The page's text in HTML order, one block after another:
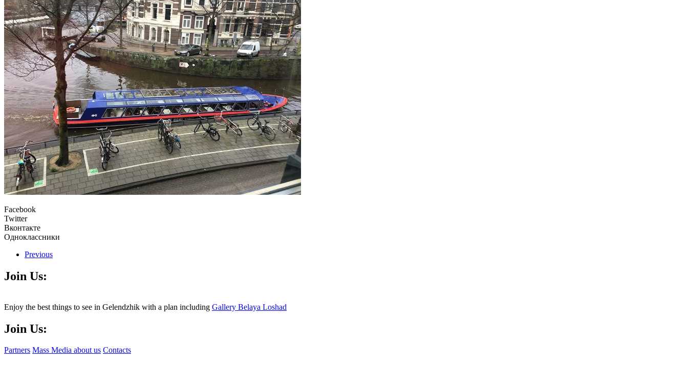
Facebook
Twitter
Вконтакте
Одноклассники
Previous
Join Us:
Enjoy the best things to see in Gelendzhik with a plan including Gallery Belaya Loshad
Join Us:
Partners Mass Media about us Contacts